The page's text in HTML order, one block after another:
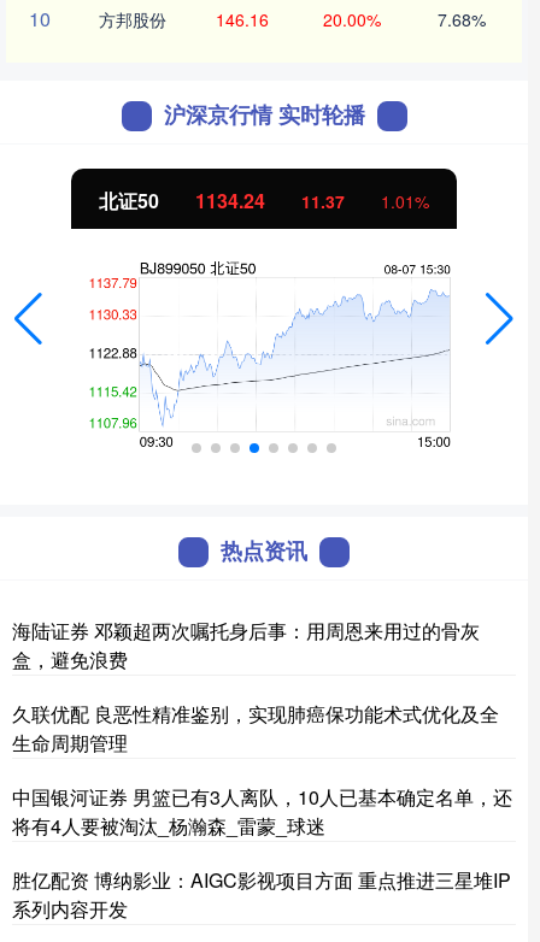
10 方邦股份 146.16 20.00% 7.68%
沪深京行情 实时轮播
北证50 1134.24 11.37 1.01%
热点资讯
海陆证券 邓颖超两次嘱托身后事：用周恩来用过的骨灰
盒，避免浪费
久联优配 良恶性精准鉴别，实现肺癌保功能术式优化及全
生命周期管理
中国银河证券 男篮已有3人离队，10人已基本确定名单，还
将有4人要被淘汰_杨瀚森_雷蒙_球迷
胜亿配资 博纳影业：AIGC影视项目方面 重点推进三星堆IP
系列内容开发